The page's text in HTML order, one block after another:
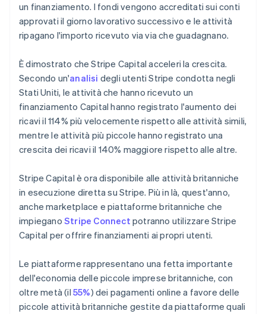
un finanziamento. I fondi vengono accreditati sui conti
approvati il giorno lavorativo successivo e le attività
ripagano l'importo ricevuto via via che guadagnano.
È dimostrato che Stripe Capital acceleri la crescita.
Secondo un'analisi degli utenti Stripe condotta negli
Stati Uniti, le attività che hanno ricevuto un
finanziamento Capital hanno registrato l'aumento dei
ricavi il 114% più velocemente rispetto alle attività simili,
mentre le attività più piccole hanno registrato una
crescita dei ricavi il 140% maggiore rispetto alle altre.
Stripe Capital è ora disponibile alle attività britanniche
in esecuzione diretta su Stripe. Più in là, quest'anno,
anche marketplace e piattaforme britanniche che
impiegano Stripe Connect potranno utilizzare Stripe
Capital per offrire finanziamenti ai propri utenti.
Le piattaforme rappresentano una fetta importante
dell'economia delle piccole imprese britanniche, con
oltre metà (il 55%) dei pagamenti online a favore delle
piccole attività britanniche gestite da piattaforme quali